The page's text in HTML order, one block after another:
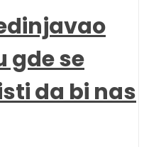
gde se
da bi nas